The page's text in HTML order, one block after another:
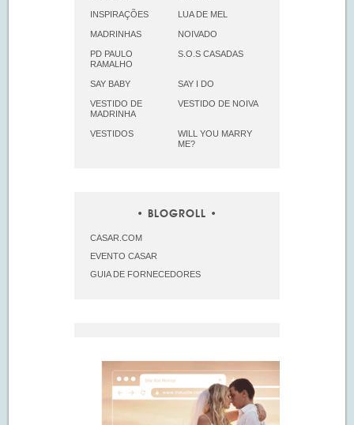
INSPIRAÇÕES LUA DE MEL
MADRINHAS NOIVADO
PD PAULO
RAMALHO
S.O.S CASADAS
SAY BABY SAY I DO
VESTIDO DE
MADRINHA
VESTIDO DE NOIVA
VESTIDOS
WILL YOU MARRY
ME?
BLOGROLL
CASAR.COM
EVENTO CASAR
GUIA DE FORNECEDORES